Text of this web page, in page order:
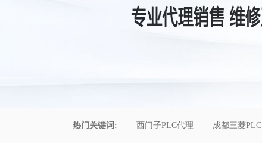
热门关键词: 西门子PLC代理 成都三菱PLC